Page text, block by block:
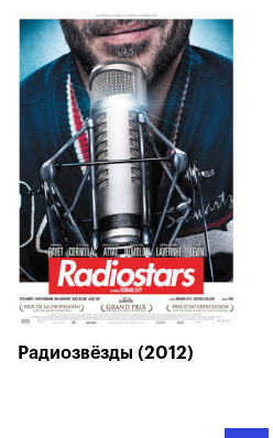
Радиозвёзды (2012)